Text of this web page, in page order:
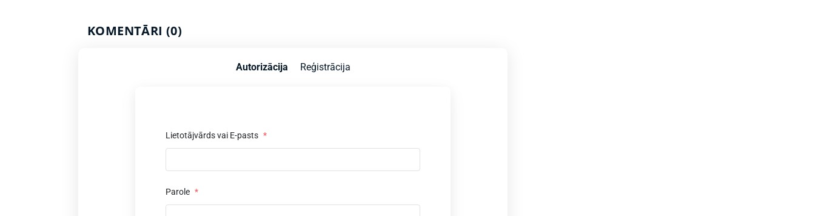
KOMENTĀRI (0)
Autorizācija Reģistrācija
Lietotājvārds vai E-pasts *
Parole *